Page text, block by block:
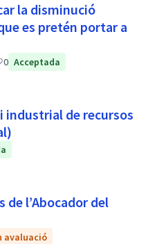
la disminució
es pretén portar a
0 Acceptada
industrial de recursos
l’Abocador del
avaluació